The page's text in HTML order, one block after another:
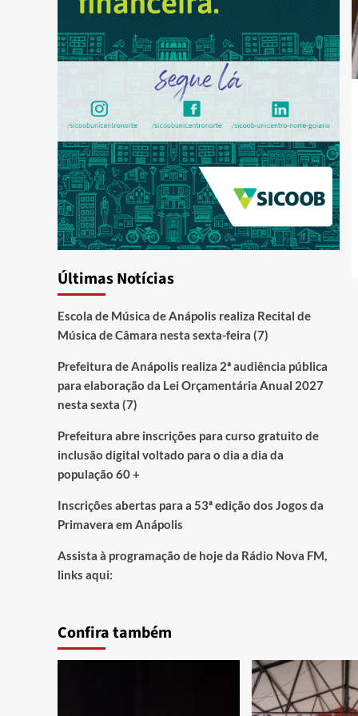
Últimas Notícias
Escola de Música de Anápolis realiza Recital de
Música de Câmara nesta sexta-feira (7)
Prefeitura de Anápolis realiza 2ª audiência pública
para elaboração da Lei Orçamentária Anual 2027
nesta sexta (7)
Prefeitura abre inscrições para curso gratuito de
inclusão digital voltado para o dia a dia da
população 60 +
Inscrições abertas para a 53ª edição dos Jogos da
Primavera em Anápolis
Assista à programação de hoje da Rádio Nova FM,
links aqui:
Confira também